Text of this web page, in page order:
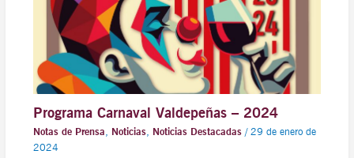
Programa Carnaval Valdepeñas – 2024
Notas de Prensa, Noticias, Noticias Destacadas/ 29 de enero de
2024